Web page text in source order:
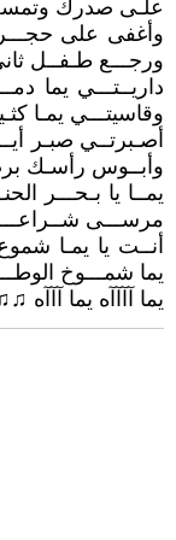
علـى صدرك
وأغفى على
ورجـــع طـفــل
داريــتـــي يما
وقاسيتـــي يمـا
أصـبرتــي صبـر
وأبــوس رأسـك
يمــا يا بـحـــر
مرســـى
أنــت يا يمـا
يما شمـــوخ
يما آآآآه يما آآآه